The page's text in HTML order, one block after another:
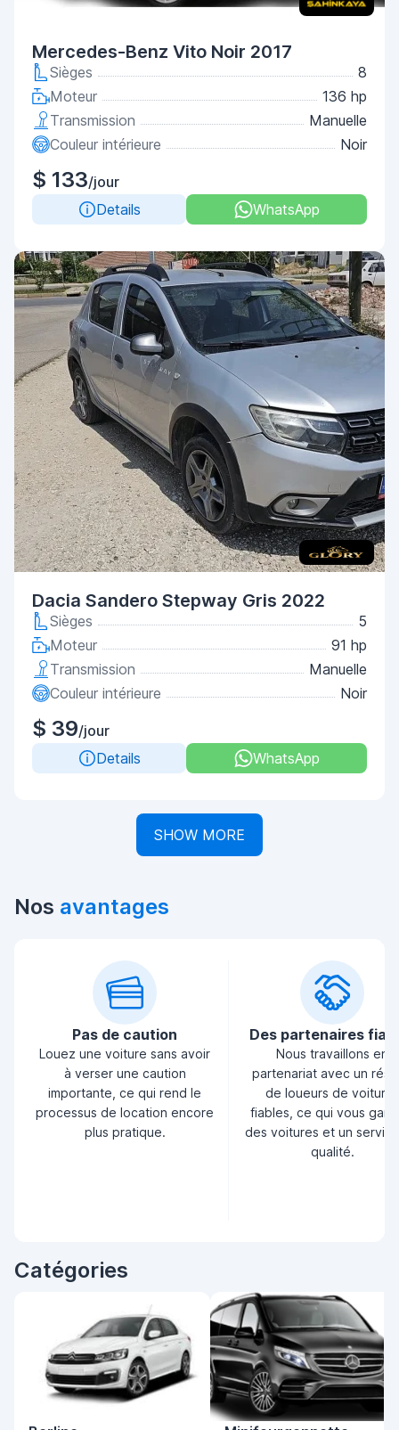
Mercedes-Benz Vito Noir 2017
Sièges
8
Moteur
136 hp
Transmission
Manuelle
Couleur intérieure
Noir
$ 133/jour
Details
WhatsApp
Dacia Sandero Stepway Gris 2022
Sièges
5
Moteur
91 hp
Transmission
Manuelle
Couleur intérieure
Noir
$ 39/jour
Details
WhatsApp
SHOW MORE
Nos avantages
Pas de caution
Louez une voiture sans avoir
à verser une caution
importante, ce qui rend le
processus de location encore
plus pratique.
Des partenaires
Nous travaillons en
partenariat avec un
de loueurs de voitures
fiables, ce qui vous
des voitures et un
qualité.
Catégories